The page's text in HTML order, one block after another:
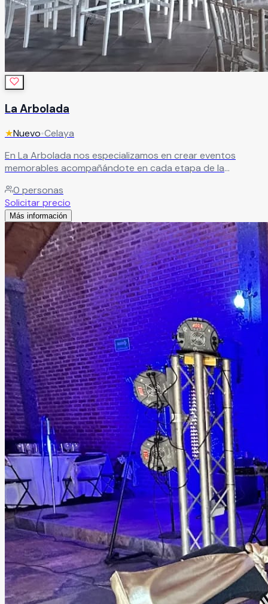
La Arbolada
★Nuevo•Celaya
En La Arbolada nos especializamos en crear eventos
memorables acompañándote en cada etapa de la
preocupaciones. Con más de 10 años de experiencia
organizando celebraciones, ofrecemos un espacio
encantador y un equipo profesional comprometido en
hacer cada detalle más sencillo, cómodo y especial para ti
y tus invitados.Leer más
0 personas
Solicitar precio
Más información